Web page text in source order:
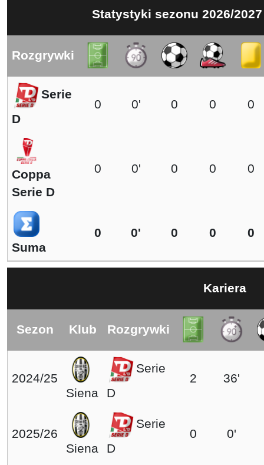
Statystyki sezonu 2026/2027
Rozgrywki
Serie
D
0 0' 0 0 0
Coppa
Serie D
0 0' 0 0 0
Suma
0 0' 0 0 0
Kariera
Sezon Klub Rozgrywki
2024/25
Siena
Serie
D
2 36'
2025/26
Siena
Serie
D
0 0'